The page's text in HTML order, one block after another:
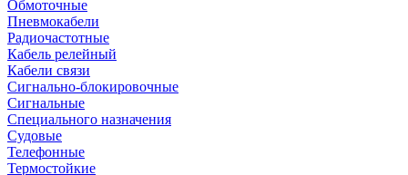
Обмоточные
Пневмокабели
Радиочастотные
Кабель релейный
Кабели связи
Сигнально-блокировочные
Сигнальные
Специального назначения
Судовые
Телефонные
Термостойкие